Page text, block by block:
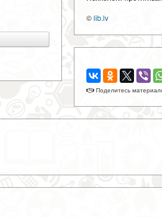
©lib.lv
Поделитесь